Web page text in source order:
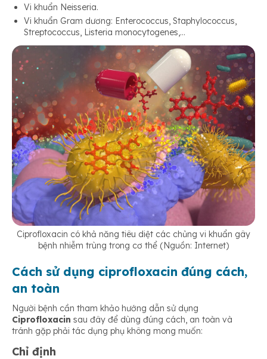
Vi khuẩn Neisseria.
Vi khuẩn Gram dương: Enterococcus, Staphylococcus,
Streptococcus, Listeria monocytogenes,…
Ciprofloxacin có khả năng tiêu diệt các chủng vi khuẩn gây
bệnh nhiễm trùng trong cơ thể (Nguồn: Internet)
Cách sử dụng ciprofloxacin đúng cách,
an toàn
Người bệnh cần tham khảo hướng dẫn sử dụng
Ciprofloxacin sau đây để dùng đúng cách, an toàn và
tránh gặp phải tác dụng phụ không mong muốn:
Chỉ định